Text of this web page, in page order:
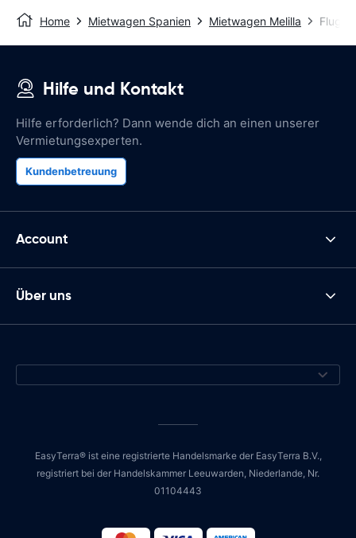
Home Mietwagen Spanien Mietwagen Melilla
Hilfe und Kontakt
Hilfe erforderlich? Dann wende dich an einen unserer
Vermietungsexperten.
Kundenbetreuung
Account
Über uns
EasyTerra® ist eine registrierte Handelsmarke der EasyTerra B.V.,
registriert bei der Handelskammer Leeuwarden, Niederlande, Nr.
01104443